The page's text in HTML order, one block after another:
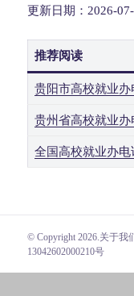
更新日期：2026-
推荐阅读
贵阳市高校就业
贵州省高校就业
全国高校就业办
© Copyright 2026. 关于我
13042602000210号